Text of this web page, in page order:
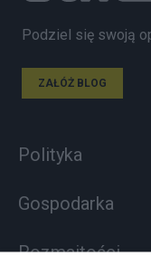
Podziel się swoją
ZAŁÓŻ BLOG
Polityka
Gospodarka
Rozmaitości